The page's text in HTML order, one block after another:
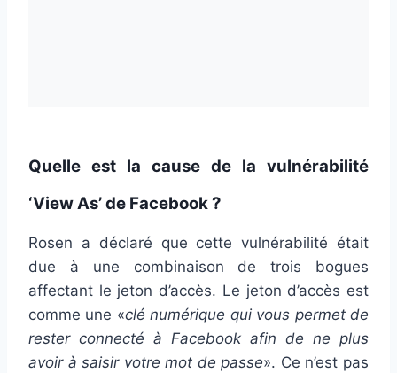
Quelle est la cause de la vulnérabilité
‘View As’ de Facebook ?
Rosen a déclaré que cette vulnérabilité était
due à une combinaison de trois bogues
affectant le jeton d’accès. Le jeton d’accès est
comme une «clé numérique qui vous permet de
rester connecté à Facebook afin de ne plus
avoir à saisir votre mot de passe». Ce n’est pas